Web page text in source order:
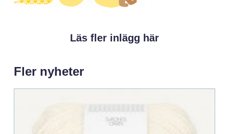
Läs fler inlägg här
Fler nyheter